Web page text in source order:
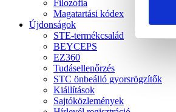
Filozófia
Magatartási kódex
Újdonságok
STE-termékcsalád
BEYCEPS
EZ360
Tudásellenőrzés
STC önbeálló gyorsrögzítők
Kiállítások
Sajtóközlemények